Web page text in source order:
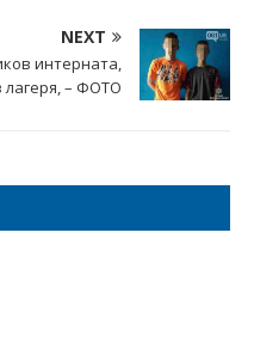
NEXT
интерната,
лагеря, – ФОТО